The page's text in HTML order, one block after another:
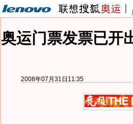
奥运门票发票已开
2008年07月31日11:35